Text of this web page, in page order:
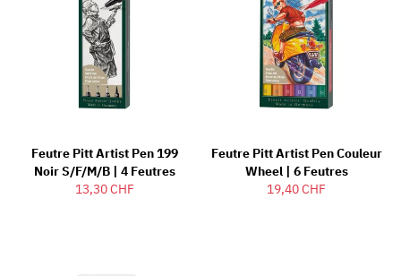
Feutre Pitt Artist Pen 199
Noir S/F/M/B | 4 Feutres
13,30 CHF
Feutre Pitt Artist Pen Couleur
Wheel | 6 Feutres
19,40 CHF